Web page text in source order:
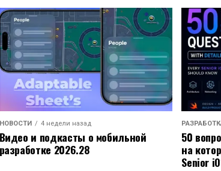
НОВОСТИ 4 недели назад
Видео и подкасты о мобильной
разработке 2026.28
50
на
Senior